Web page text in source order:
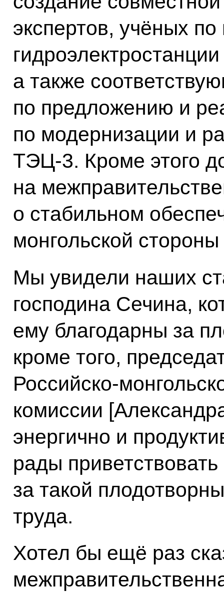
экспертов, учёных
а также
по предложению и
по модернизации и
ТЭЦ-3. Кроме этого
на
о стабильном
монгольской
Мы увидели наших
господина Сечина,
ему благодарны за
кроме того,
Российско-
комиссии
энергично и
рады
за такой
труда.
Хотел бы ещё раз